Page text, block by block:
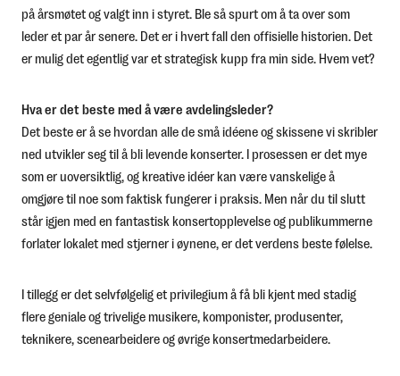
på årsmøtet og valgt inn i styret. Ble så spurt om å ta over som
leder et par år senere. Det er i hvert fall den offisielle historien. Det
er mulig det egentlig var et strategisk kupp fra min side. Hvem vet?
Hva er det beste med å være avdelingsleder?
Det beste er å se hvordan alle de små idéene og skissene vi skribler
ned utvikler seg til å bli levende konserter. I prosessen er det mye
som er uoversiktlig, og kreative idéer kan være vanskelige å
omgjøre til noe som faktisk fungerer i praksis. Men når du til slutt
står igjen med en fantastisk konsertopplevelse og publikummerne
forlater lokalet med stjerner i øynene, er det verdens beste følelse.
I tillegg er det selvfølgelig et privilegium å få bli kjent med stadig
flere geniale og trivelige musikere, komponister, produsenter,
teknikere, scenearbeidere og øvrige konsertmedarbeidere.